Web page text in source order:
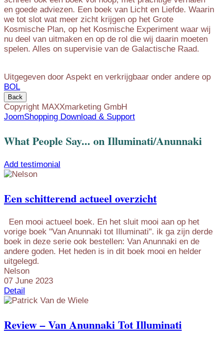
en goede adviezen. Een boek van Licht en Liefde. Waarin
we tot slot wat meer zicht krijgen op het Grote
Kosmische Plan, op het Kosmische Experiment waar wij
nu deel van uitmaken en op de rol die wij daarin moeten
spelen. Alles on supervisie van de Galactische Raad.
Uitgegeven door Aspekt en verkrijgbaar onder andere op
BOL
Copyright MAXXmarketing GmbH
JoomShopping Download & Support
What People Say... on Illuminati/Anunnaki
Add testimonial
Een schitterend actueel overzicht
Een mooi actueel boek. En het sluit mooi aan op het
vorige boek "Van Anunnaki tot Illuminati". ik ga zijn derde
boek in deze serie ook bestellen: Van Anunnaki en de
andere goden. Het heden is in dit boek mooi en helder
uitgelegd.
Nelson
07 June 2023
Detail
Review – Van Anunnaki Tot Illuminati